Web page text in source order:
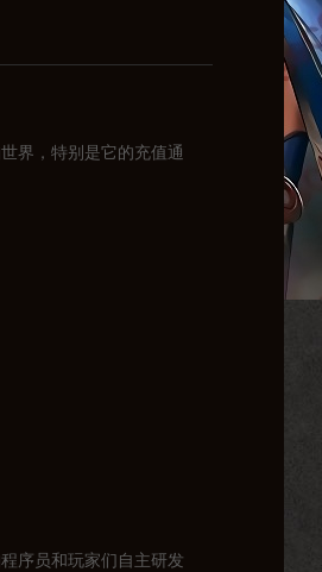
界，特别是它的充值通
序员和玩家们自主研发